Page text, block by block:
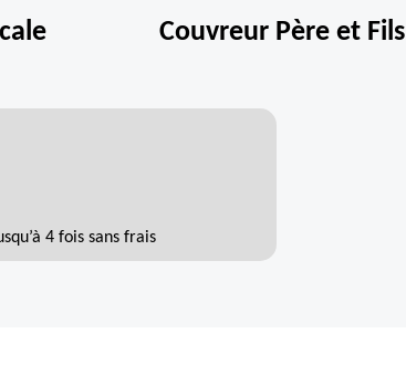
Couvreur Père et Fils
4 fois sans frais